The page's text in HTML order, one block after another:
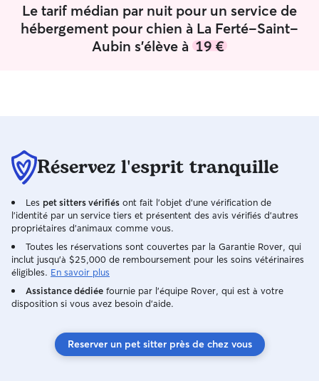
pleine forme. Lorsque nous les avons
récupérées 5
Le tarif médian par nuit pour un service de
hébergement pour chien à La Ferté-Saint-
Aubin s'élève à 19 €
Réservez l'esprit tranquille
Les pet sitters vérifiés ont fait l'objet d'une vérification de
l'identité par un service tiers et présentent des avis vérifiés d'autres
propriétaires d'animaux comme vous.
Toutes les réservations sont couvertes par la Garantie Rover, qui
inclut jusqu'à $25,000 de remboursement pour les soins vétérinaires
éligibles. En savoir plus
Assistance dédiée fournie par l'équipe Rover, qui est à votre
disposition si vous avez besoin d'aide.
Reserver un pet sitter près de chez vous